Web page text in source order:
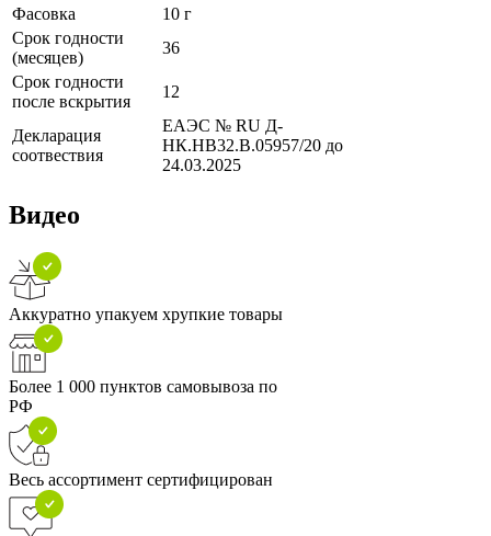
Фасовка
10 г
Срок годности
(месяцев)
36
Срок годности
после вскрытия
12
Декларация
соотвествия
ЕАЭС № RU Д-
НК.НВ32.В.05957/20 до
24.03.2025
Видео
Аккуратно упакуем хрупкие товары
Более 1 000 пунктов самовывоза по
РФ
Весь ассортимент сертифицирован